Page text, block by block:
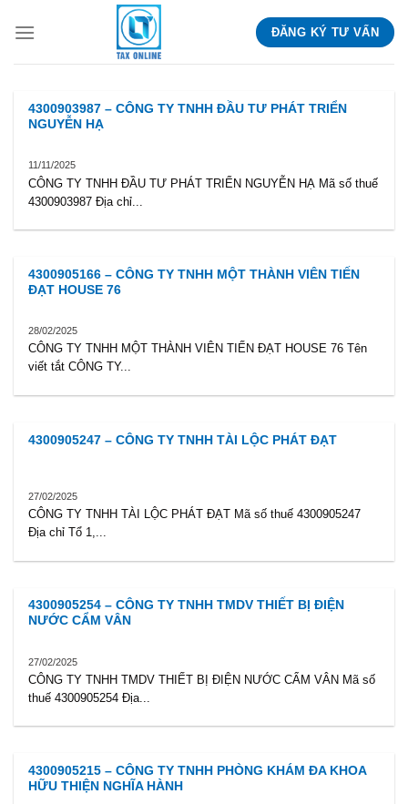
ĐĂNG KÝ TƯ VẤN
4300903987 – CÔNG TY TNHH ĐẦU TƯ PHÁT TRIỂN
NGUYỄN HẠ
11/11/2025
CÔNG TY TNHH ĐẦU TƯ PHÁT TRIỂN NGUYỄN HẠ Mã số thuế
4300903987 Địa chỉ...
4300905166 – CÔNG TY TNHH MỘT THÀNH VIÊN TIẾN
ĐẠT HOUSE 76
28/02/2025
CÔNG TY TNHH MỘT THÀNH VIÊN TIẾN ĐẠT HOUSE 76 Tên
viết tắt CÔNG TY...
4300905247 – CÔNG TY TNHH TÀI LỘC PHÁT ĐẠT
27/02/2025
CÔNG TY TNHH TÀI LỘC PHÁT ĐẠT Mã số thuế 4300905247
Địa chỉ Tổ 1,...
4300905254 – CÔNG TY TNHH TMDV THIẾT BỊ ĐIỆN
NƯỚC CẨM VÂN
27/02/2025
CÔNG TY TNHH TMDV THIẾT BỊ ĐIỆN NƯỚC CẨM VÂN Mã số
thuế 4300905254 Địa...
4300905215 – CÔNG TY TNHH PHÒNG KHÁM ĐA KHOA
HỮU THIỆN NGHĨA HÀNH